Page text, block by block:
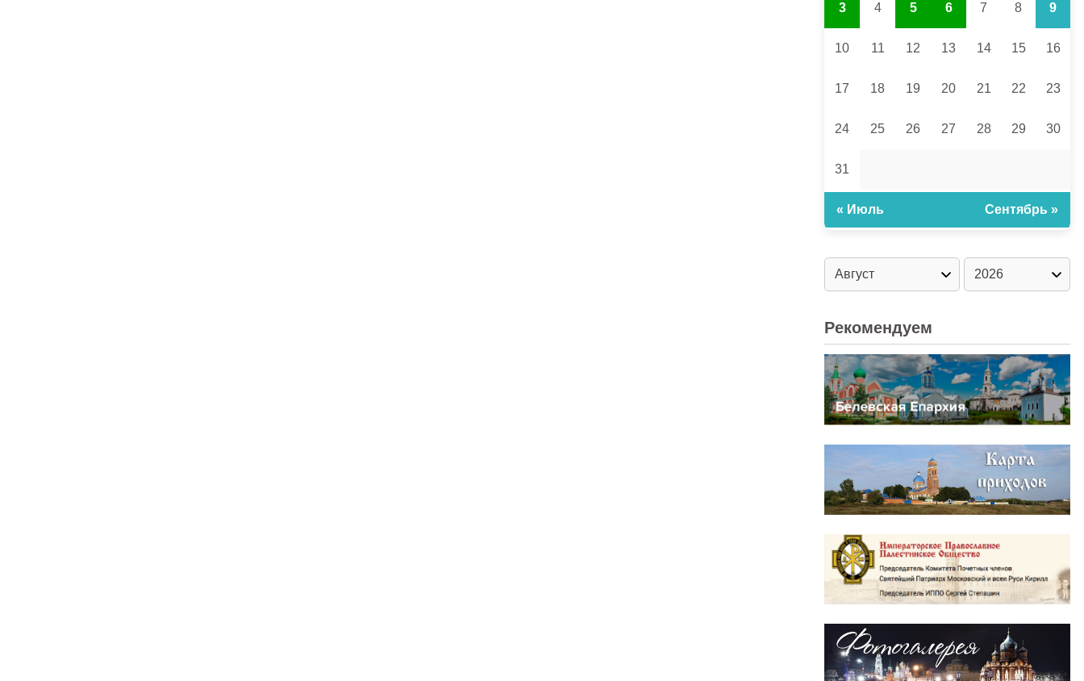
3 4 5 6 7 8 9
10 11 12 13 14 15 16
17 18 19 20 21 22 23
24 25 26 27 28 29 30
31
« Июль Сентябрь »
Рекомендуем